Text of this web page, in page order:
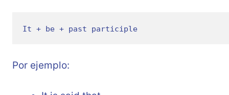
It + be + past participle
Por ejemplo: